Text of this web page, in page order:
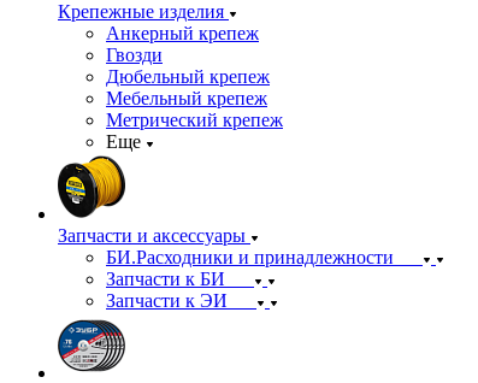
Крепежные изделия
Анкерный крепеж
Гвозди
Дюбельный крепеж
Мебельный крепеж
Метрический крепеж
Еще
Запчасти и аксессуары
БИ.Расходники и принадлежности
Запчасти к БИ
Запчасти к ЭИ